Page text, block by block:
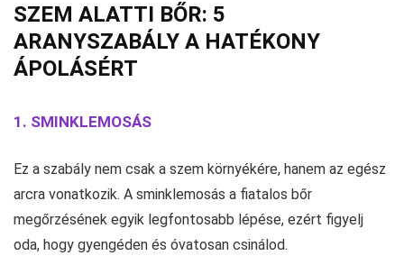
SZEM ALATTI BŐR: 5
ARANYSZABÁLY A HATÉKONY
ÁPOLÁSÉRT
1. SMINKLEMOSÁS
Ez a szabály nem csak a szem környékére, hanem az egész
arcra vonatkozik. A sminklemosás a fiatalos bőr
megőrzésének egyik legfontosabb lépése, ezért figyelj
oda, hogy gyengéden és óvatosan csinálod.